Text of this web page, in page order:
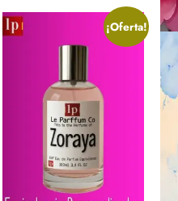
¡Oferta!